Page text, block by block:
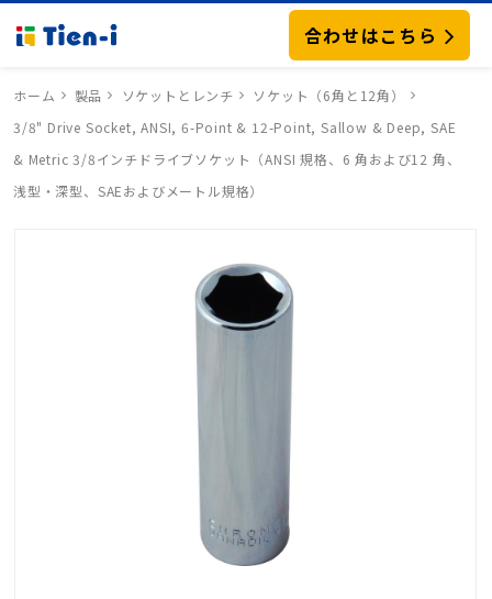
合わせはこちら
ホーム 製品 ソケットとレンチ
ソケット（6角と12角）
3/8" Drive Socket, ANSI, 6-Point & 12-Point, Sallow & Deep, SAE
& Metric 3/8インチドライブソケット（ANSI 規格、6 角および12 角、
浅型・深型、SAEおよびメートル規格）